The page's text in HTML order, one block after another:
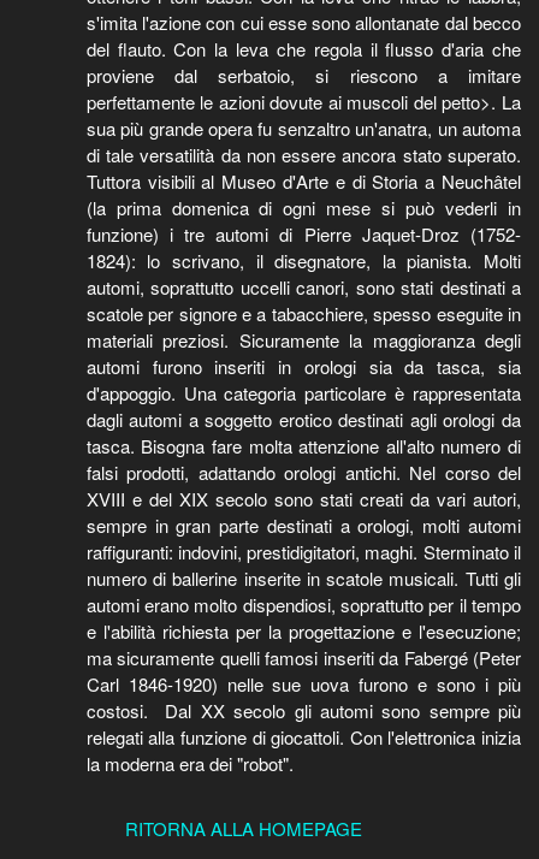
s'imita l'azione con cui esse sono allontanate dal becco
del flauto. Con la leva che regola il flusso d'aria che
proviene dal serbatoio, si riescono a imitare
perfettamente le azioni dovute ai muscoli del petto>. La
sua più grande opera fu senzaltro un'anatra, un automa
di tale versatilità da non essere ancora stato superato.
Tuttora visibili al Museo d'Arte e di Storia a Neuchâtel
(la prima domenica di ogni mese si può vederli in
funzione) i tre automi di Pierre Jaquet-Droz (1752-
1824): lo scrivano, il disegnatore, la pianista. Molti
automi, soprattutto uccelli canori, sono stati destinati a
scatole per signore e a tabacchiere, spesso eseguite in
materiali preziosi. Sicuramente la maggioranza degli
automi furono inseriti in orologi sia da tasca, sia
d'appoggio. Una categoria particolare è rappresentata
dagli automi a soggetto erotico destinati agli orologi da
tasca. Bisogna fare molta attenzione all'alto numero di
falsi prodotti, adattando orologi antichi. Nel corso del
XVIII e del XIX secolo sono stati creati da vari autori,
sempre in gran parte destinati a orologi, molti automi
raffiguranti: indovini, prestidigitatori, maghi. Sterminato il
numero di ballerine inserite in scatole musicali. Tutti gli
automi erano molto dispendiosi, soprattutto per il tempo
e l'abilità richiesta per la progettazione e l'esecuzione;
ma sicuramente quelli famosi inseriti da Fabergé (Peter
Carl 1846-1920) nelle sue uova furono e sono i più
costosi. Dal XX secolo gli automi sono sempre più
relegati alla funzione di giocattoli. Con l'elettronica inizia
la moderna era dei "robot".
RITORNA ALLA HOMEPAGE